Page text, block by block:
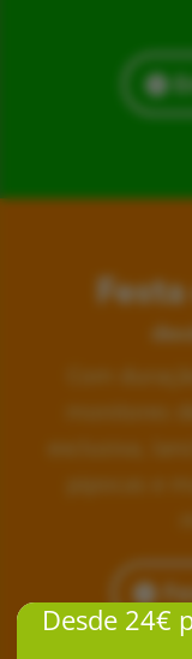
Desde 24€